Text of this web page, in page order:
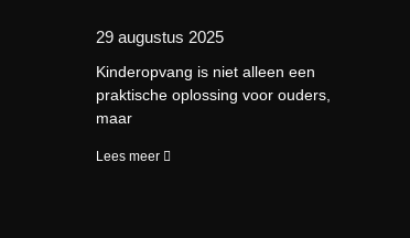
29 augustus 2025
Kinderopvang is niet alleen een
praktische oplossing voor ouders,
maar
Lees meer